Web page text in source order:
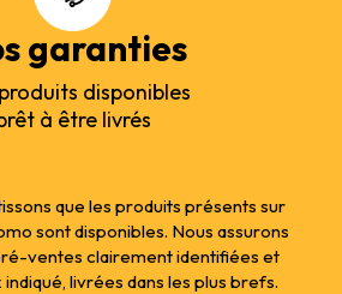
garanties
disponibles
à être livrés
que les produits présents sur
sont disponibles. Nous assurons
ventes clairement identifiées et
livrées dans les plus brefs.